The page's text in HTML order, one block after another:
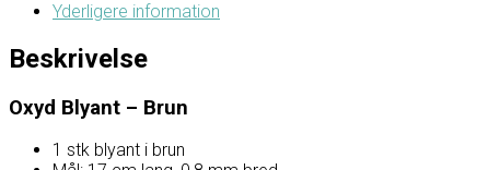
Yderligere information
Beskrivelse
Oxyd Blyant – Brun
1 stk blyant i brun